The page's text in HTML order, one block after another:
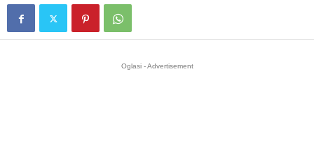
Oglasi - Advertisement